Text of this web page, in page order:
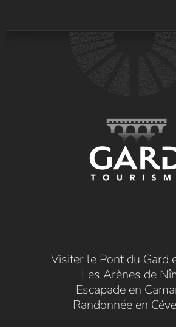
Visiter le Pont du Gard
Les Arènes de
Escapade en
Randonnée en